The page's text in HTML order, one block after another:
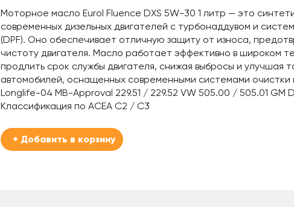
Моторное масло Eurol Fluence DXS 5W-30 1 литр — это
современных дизельных двигателей с турбонаддувом и
(DPF). Оно обеспечивает отличную защиту от износа,
чистоту двигателя. Масло работает эффективно в широком
продлить срок службы двигателя, снижая выбросы и улучшая
автомобилей, оснащенных современными системами очистки
Longlife-04 MB-Approval 229.51 / 229.52 VW 505.00 / 505.01 GM
Классификация по ACEA C2 / C3
+ Добавить в корзину